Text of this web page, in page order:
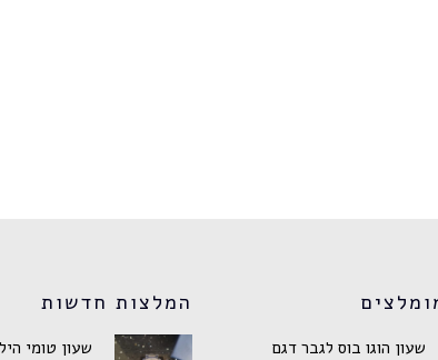
המלצות חדשות
שעון טומי
שעון הוגו בוס לגבר דגם